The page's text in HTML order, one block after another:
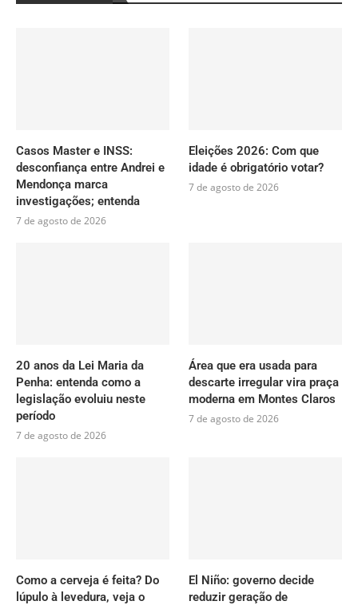
Casos Master e INSS:
desconfiança entre Andrei e
Mendonça marca
investigações; entenda
7 de agosto de 2026
Eleições 2026: Com que
idade é obrigatório votar?
7 de agosto de 2026
20 anos da Lei Maria da
Penha: entenda como a
legislação evoluiu neste
período
7 de agosto de 2026
Área que era usada para
descarte irregular vira praça
moderna em Montes Claros
7 de agosto de 2026
Como a cerveja é feita? Do
lúpulo à levedura, veja o
El Niño: governo decide
reduzir geração de